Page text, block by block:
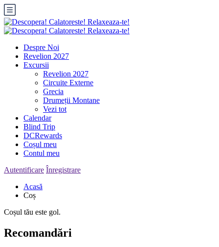
Despre Noi
Revelion 2027
Excursii
Revelion 2027
Circuite Externe
Grecia
Drumeții Montane
Vezi tot
Calendar
Blind Trip
DCRewards
Coșul meu
Contul meu
Autentificare Înregistrare
Acasă
Coș
Coșul tău este gol.
Recomandări